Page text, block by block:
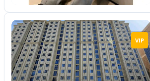
VIP